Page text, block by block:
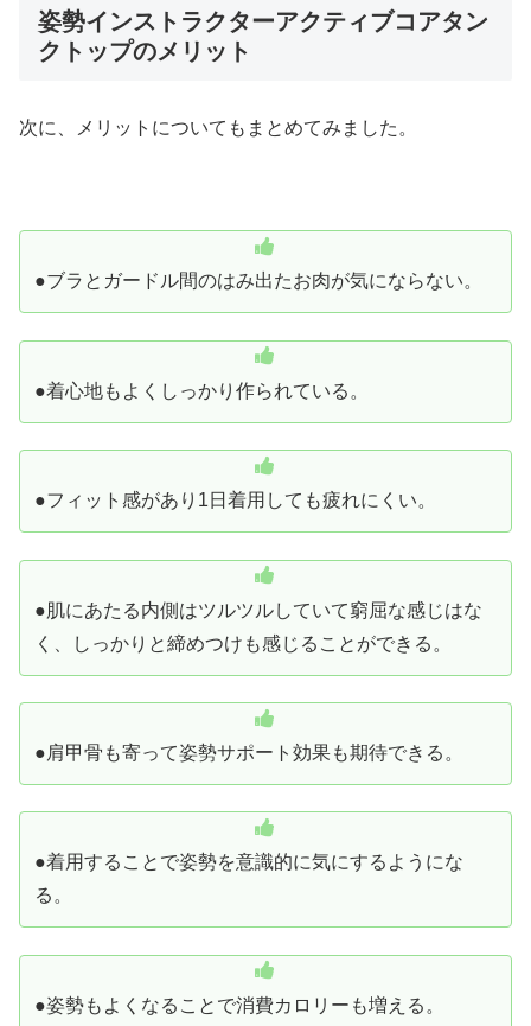
姿勢インストラクターアクティブコアタン
クトップのメリット
次に、メリットについてもまとめてみました。
●ブラとガードル間のはみ出たお肉が気にならない。
●着心地もよくしっかり作られている。
●フィット感があり1日着用しても疲れにくい。
●肌にあたる内側はツルツルしていて窮屈な感じはな
く、しっかりと締めつけも感じることができる。
●肩甲骨も寄って姿勢サポート効果も期待できる。
●着用することで姿勢を意識的に気にするようにな
る。
●姿勢もよくなることで消費カロリーも増える。